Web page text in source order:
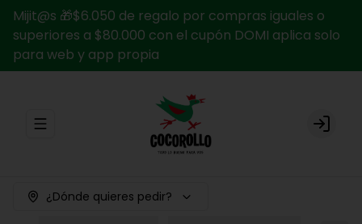
Mijit@s 🎁$6.050 de regalo por compras iguales o
superiores a $80.000 con el cupón DOMI aplica solo
para web y app propia
Abrir menu de navegación Login
¿Dónde quieres pedir?